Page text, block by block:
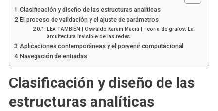
Clasificación y diseño de las estructuras analíticas
El proceso de validación y el ajuste de parámetros
LEA TAMBIÉN | Oswaldo Karam Maciá | Teoría de grafos: La
arquitectura invisible de las redes
Aplicaciones contemporáneas y el porvenir computacional
Navegación de entradas
Clasificación y diseño de las
estructuras analíticas